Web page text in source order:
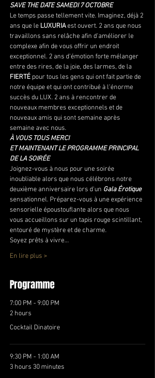
SAVE THE DATE SAMEDI 7 OCTOBRE
Le temps passe tellement vite. Imaginez, déjà 2
ans que le LUXURIA est ouvert. 2 ans que nous
travaillons sans relâche afin d'améliorer le
complexe afin de vous offrir un endroit
exceptionnel. 2 ans d'émotion forte mélanger
entre des rires, de la joie, des larmes, de la
FIERTÉ pour tous les gens qui ont fait partie de
notre équipe et qui ont contribué à l'énorme
succès du LUX. 2 ans à rencontrer de
nouveaux membres exceptionnels et de
nouveaux amis qui sont semaine après
semaine avec nous.
À VOUS TOUS MERCI
ET MAINTENANT LE PROGRAMME PRINCIPAL
DE LA SOIRÉE
Joignez-vous à nous pour une soirée
inoubliable alors que nous célébrons notre
deuxième anniversaire lors d'un Gala Érotique
sensationnel. Préparez-vous à une expérience
sensorielle époustouflante alors que nous
vous accueillons sur un tapis rouge scintillant,
entouré de mystère et de charme.
Soyez prêts à vivre…
En lire plus >
Programme
7:00 PM - 9:00 PM
2 hours
Cocktail Dinatoire
9:30 PM - 1:00 AM
3 hours 30 minutes